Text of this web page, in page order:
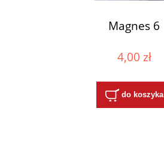
Magnes 6
4,00 zł
do koszyka